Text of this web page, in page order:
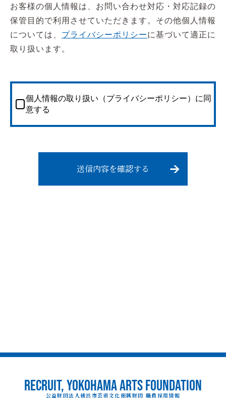
お客様の個人情報は、お問い合わせ対応・対応記録の
保管目的で利用させていただきます。その他個人情報
については、 プライバシーポリシーに基づいて適正に
取り扱います。
個人情報の取り扱い（プライバシーポリシー）に同
意する
RECRUIT, YOKOHAMA ARTS FOUNDATION
公益財団法人横浜市芸術文化振興財団 職員採用情報